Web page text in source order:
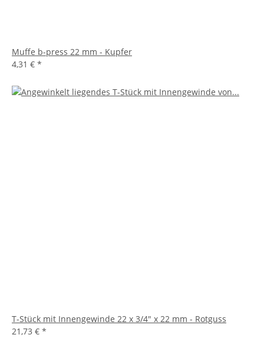
Muffe b-press 22 mm - Kupfer
4,31 € *
T-Stück mit Innengewinde 22 x 3/4" x 22 mm - Rotguss
21,73 € *